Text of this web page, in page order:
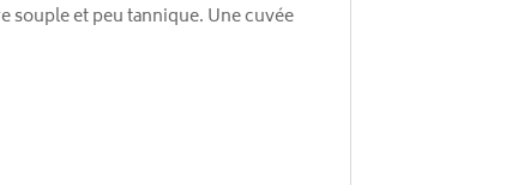
souple et peu tannique. Une cuvée